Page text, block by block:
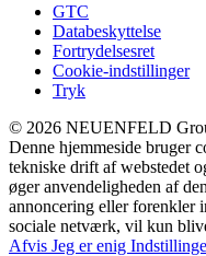
GTC
Databeskyttelse
Fortrydelsesret
Cookie-indstillinger
Tryk
© 2026 NEUENFELD
Denne hjemmeside bruger
tekniske drift af webstedet
øger anvendeligheden af
annoncering eller forenkler
sociale netværk, vil kun
Afvis Jeg er enig